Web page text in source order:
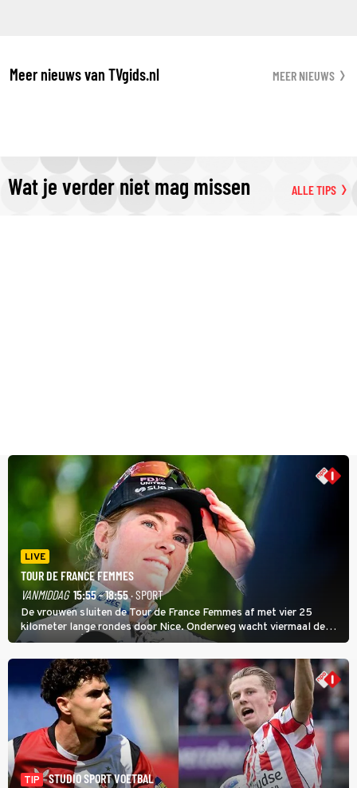
Meer nieuws van TVgids.nl MEER NIEUWS
Wat je verder niet mag missen ALLE TIPS
LIVE
TOUR DE FRANCE FEMMES
VANMIDDAG 15:55 - 18:55· SPORT
De vrouwen sluiten de Tour de France Femmes af met vier 25
kilometer lange rondes door Nice. Onderweg wacht viermaal de
zware Col d'Èze. Aan de finish op de Promenade des Anglais krijgt
de eindwinnaar de laatste gele trui.
TIP
STUDIO SPORT VOETBAL